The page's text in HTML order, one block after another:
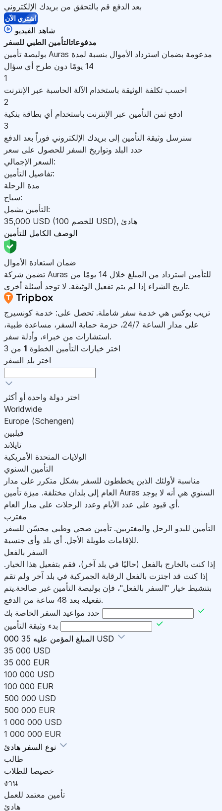
بعد الدفع قم بالتحقق من بريدك الإلكتروني
اشتري الآن
شاهد الفيديو
مدفوعاتالتأمين الطبي للسفر
بوليصة تأمين Auras مدعومة بضمان استرداد الأموال بنسبة لمدة
14 يومًا دون طرح أي سؤال
1
احسب تكلفة الوثيقة باستخدام الآلة الحاسبة عبر الإنترنت
2
ادفع ثمن التأمين عبر الإنترنت باستخدام أي بطاقة بنكية
3
سنرسل وثيقة التأمين إلى بريدك الإلكتروني فوراً بعد الدفع
حدد البلد وتواريخ السفر للحصول على سعر
السعر الإجمالي:
تفاصيل التأمين:
مدة الرحلة
سياح:
التأمين يشمل:
35,000 USD USD), هادئ
الوصف الكامل للتأمين
ضمان استعادة الأموال
تضمن شركة Auras للتأمين استرداد من المبلغ خلال 14 يومًا من
تاريخ الشراء إذا لم يتم تفعيل الوثيقة. لا توجد أسئلة أخرى.
تريب بوكس هي خدمة سفر شاملة. تحصل على: خدمة كونسيرج
على مدار الساعة 24/7، حزمة حماية السفر، مساعدة طبية،
استشارات من خبراء، وأدلة سفر.
اختر خيارات التأمين الخطوة 1 من 3
اختر بلد السفر
اختر دولة واحدة أو أكثر
Worldwide
Europe (Schengen)
فيلبين
تايلاند
الولايات المتحدة الأمريكية
التأمين السنوي
مناسبة لأولئك الذين يخططون للسفر بشكل متكرر على مدار
العام إلى بلدان مختلفة. ميزة تأمين Auras السنوي هي أنه لا يوجد
أي قيود على عدد الأيام وعدد الرحلات على مدار العام.
مغترب
التأمين للبدو الرحل والمغتربين. تأمين صحي وطبي محسّن للسفر
للإقامات طويلة الأجل. أي بلد وأي جنسية.
السفر بالفعل
إذا كنت بالخارج بالفعل (حاليًا في بلد آخر)، فقم بتفعيل هذا الخيار.
إذا كنت قد اجتزت بالفعل الرقابة الجمركية في بلد آخر ولم تقم
بتنشيط خيار "السفر بالفعل"، فإن بوليصة التأمين غير صالحة.يتم
تفعيله بعد 48 ساعة من الدفع.
حدد مواعيد السفر الخاصة بك
بدء وثيقة التأمين
المبلغ المؤمن عليه 35 000 USD
35 000 USD
35 000 EUR
100 000 USD
100 000 EUR
500 000 USD
500 000 EUR
1 000 000 USD
1 000 000 EUR
نوع السفر
طالب
خصيصا للطلاب
งาน
تأمين معتمد للعمل
هادئ